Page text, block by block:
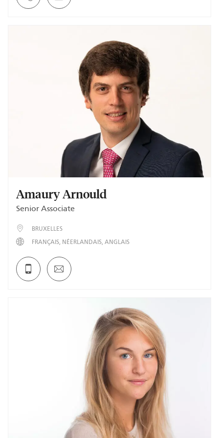
Amaury Arnould
Senior Associate
BRUXELLES
FRANÇAIS NÉERLANDAIS ANGLAIS